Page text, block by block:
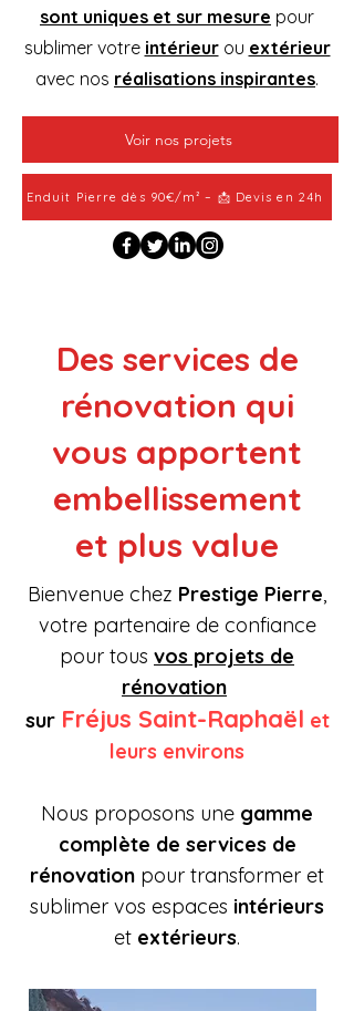
sont uniques et sur mesure pour
sublimer votre intérieurou extérieur
avec nos réalisations inspirantes.
Voir nos projets
Enduit Pierre dès 90€/m² – 📩 Devis en 24h
Des services de
rénovation qui
vous apportent
embellissement
et plus value
Bienvenue chez Prestige Pierre,
votre partenaire de confiance
pour tous vos projets de
rénovation
sur Fréjus Saint-Raphaël et
leurs environs
Nous proposons une gamme
complète de services de
rénovation pour transformer et
sublimer vos espaces intérieurs
et extérieurs.